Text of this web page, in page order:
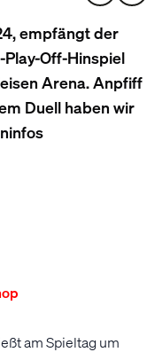
empfängt der
Play-Off-Hinspiel
Arena. Anpfiff
Duell haben wir
am Spieltag um